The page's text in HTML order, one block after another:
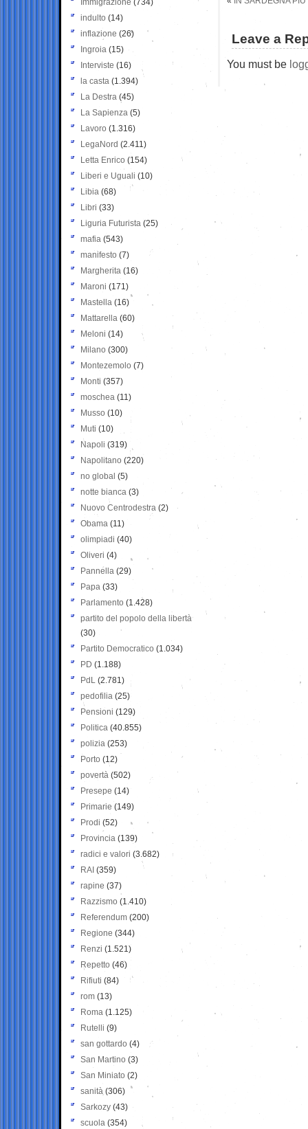
Leave a
You must be
Immigrazione (734)
indulto (14)
inflazione (26)
Ingroia (15)
Interviste (16)
la casta (1.394)
La Destra (45)
La Sapienza (5)
Lavoro (1.316)
LegaNord (2.411)
Letta Enrico (154)
Liberi e Uguali (10)
Libia (68)
Libri (33)
Liguria Futurista (25)
mafia (543)
manifesto (7)
Margherita (16)
Maroni (171)
Mastella (16)
Mattarella (60)
Meloni (14)
Milano (300)
Montezemolo (7)
Monti (357)
moschea (11)
Musso (10)
Muti (10)
Napoli (319)
Napolitano (220)
no global (5)
notte bianca (3)
Nuovo Centrodestra (2)
Obama (11)
olimpiadi (40)
Oliveri (4)
Pannella (29)
Papa (33)
Parlamento (1.428)
partito del popolo della libertà
(30)
Partito Democratico (1.034)
PD (1.188)
PdL (2.781)
pedofilia (25)
Pensioni (129)
Politica (40.855)
polizia (253)
Porto (12)
povertà (502)
Presepe (14)
Primarie (149)
Prodi (52)
Provincia (139)
radici e valori (3.682)
RAI (359)
rapine (37)
Razzismo (1.410)
Referendum (200)
Regione (344)
Renzi (1.521)
Repetto (46)
Rifiuti (84)
rom (13)
Roma (1.125)
Rutelli (9)
san gottardo (4)
San Martino (3)
San Miniato (2)
sanità (306)
Sarkozy (43)
scuola (354)